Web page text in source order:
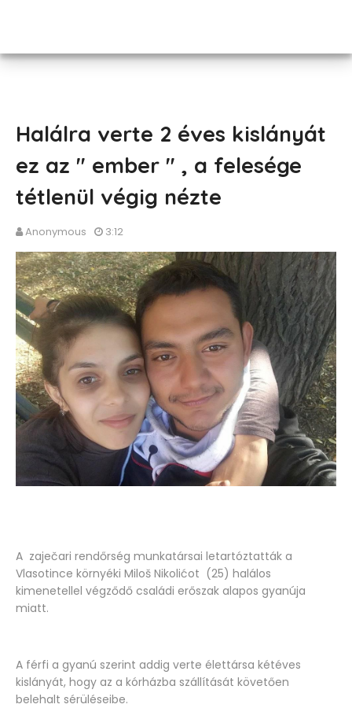
Halálra verte 2 éves kislányát
ez az " ember " , a felesége
tétlenül végig nézte
Anonymous 3:12
A zaječari rendőrség munkatársai letartóztatták a
Vlasotince környéki Miloš Nikolićot (25) halálos
kimenetellel végződő családi erőszak alapos gyanúja
miatt.
A férfi a gyanú szerint addig verte élettársa kétéves
kislányát, hogy az a kórházba szállítását követően
belehalt sérüléseibe.